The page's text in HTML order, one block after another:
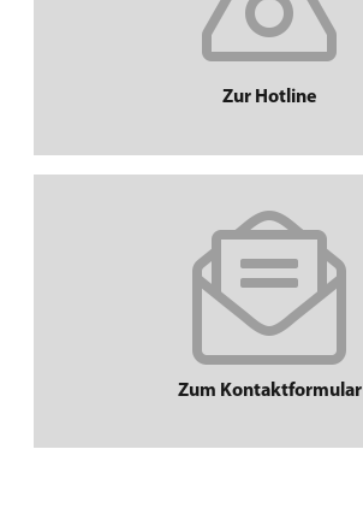
Zur Hotline
Zum Kontaktformular